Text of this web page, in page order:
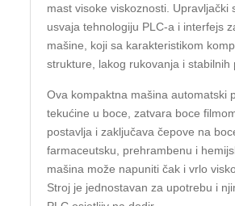
mast visoke viskoznosti. Upravljački
usvaja tehnologiju PLC-a i interfejs
mašine, koji sa karakteristikom
strukture, lakog rukovanja i stabilnih
Ova kompaktna mašina automatski
tekućine u boce, zatvara boce
postavlja i zaključava čepove na
farmaceutsku, prehrambenu i
mašina može napuniti čak i vrlo
Stroj je jednostavan za upotrebu i